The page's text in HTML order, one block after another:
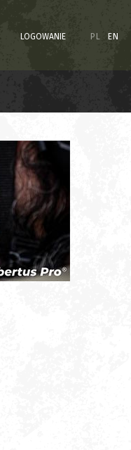
LOGOWANIE PL EN